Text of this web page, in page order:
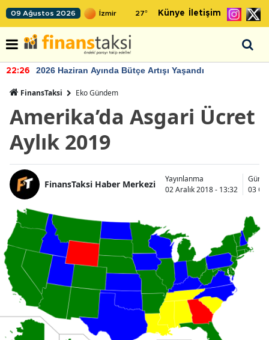
09 Ağustos 2026 27° Künye İletişim
22:26 2026 Haziran Ayında Bütçe Artışı Yaşandı
FinansTaksi Eko Gündem
Amerika’da Asgari Ücret
Aylık 2019
FinansTaksi Haber Merkezi
Yayınlanma
02 Aralık 2018 - 13:32
03